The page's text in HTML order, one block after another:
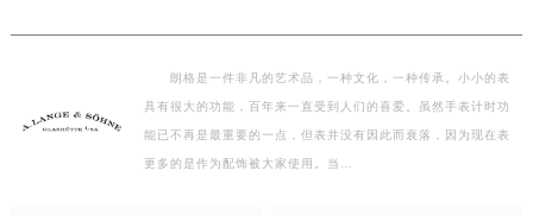
徐州市鼓楼区淮海东路29号苏宁广场IFC国际金融中心写字楼35层3508室（需提前预约）
扬州市邗江区国展路29号星耀天地写字楼1号楼18层1803室（需提前预约）
盐城市盐都区世纪大道5号盐城金融城写字楼1号楼16层1604室（需提前预约）
朗格是一件非凡的艺术品，一种文化，一种传承。小小的表
具有很大的功能，百年来一直受到人们的喜爱。虽然手表计时功
能已不再是最重要的一点，但表并没有因此而衰落，因为现在表
更多的是作为配饰被大家使用。当…